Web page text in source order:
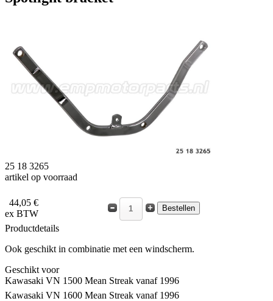
25 18 3265
artikel op voorraad
44,05 €
ex BTW
Productdetails
Ook geschikt in combinatie met een windscherm.
Geschikt voor
Kawasaki VN 1500 Mean Streak vanaf 1996
Kawasaki VN 1600 Mean Streak vanaf 1996